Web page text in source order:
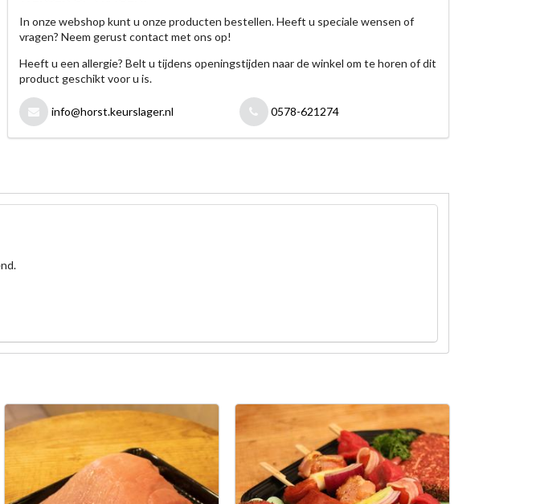
In onze webshop kunt u onze producten bestellen. Heeft u speciale wensen of
vragen? Neem gerust contact met ons op!
Heeft u een allergie? Belt u tijdens openingstijden naar de winkel om te horen of dit
product geschikt voor u is.
info@horst.keurslager.nl 0578-621274